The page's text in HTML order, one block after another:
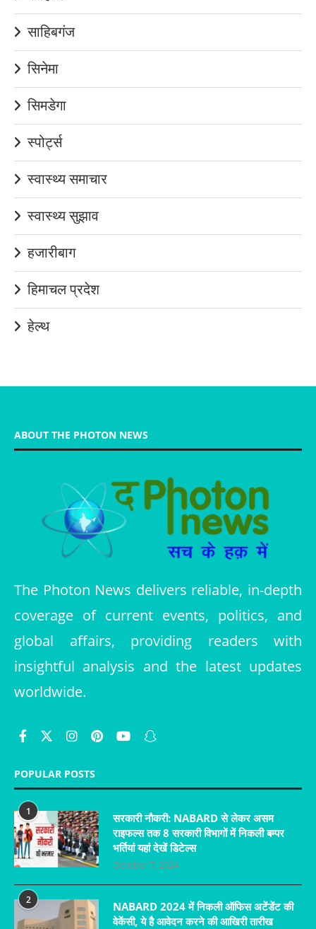
साहिबगंज
सिनेमा
सिमडेगा
स्पोर्ट्स
स्वास्थ्य समाचार
स्वास्थ्य सुझाव
हजारीबाग
हिमाचल प्रदेश
हेल्थ
ABOUT THE PHOTON NEWS
The Photon News delivers reliable, in-depth
coverage of current events, politics, and
global affairs, providing readers with
insightful analysis and the latest updates
worldwide.
POPULAR POSTS
1
सरकारी नौकरी: NABARD से लेकर असम
राइफल्स तक 8 सरकारी विभागों में निकली बम्पर
भर्तियां यहां देखें डिटेल्स
October 7, 2024
2
NABARD 2024 में निकली ऑफिस अटेंडेंट की
वेकेंसी, ये है आवेदन करने की आखिरी तारीख